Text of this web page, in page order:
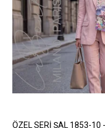
ÖZEL SERİ ŞAL 1853-10